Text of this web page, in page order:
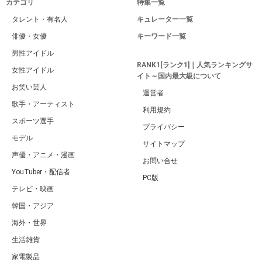
カテゴリ
タレント・有名人
俳優・女優
男性アイドル
女性アイドル
お笑い芸人
歌手・アーティスト
スポーツ選手
モデル
声優・アニメ・漫画
YouTuber・配信者
テレビ・映画
韓国・アジア
海外・世界
生活雑貨
家電製品
特集一覧
キュレーター一覧
キーワード一覧
RANK1[ランク1]｜人気ランキングサ
イト～国内最大級について
運営者
利用規約
プライバシー
サイトマップ
お問い合せ
PC版